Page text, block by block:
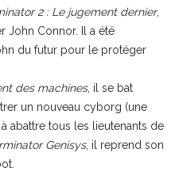
2 : Le jugement dernier,
John Connor. Il a été
du futur pour le protéger
des machines, il se bat
un nouveau cyborg (une
abattre tous les lieutenants de
Genisys, il reprend son